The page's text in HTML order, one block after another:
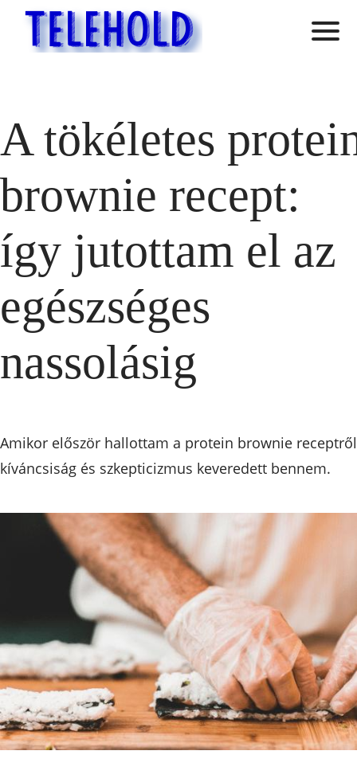
A tökéletes
brownie recept:
így jutottam el az
egészséges
nassolásig
Amikor először hallottam a protein brownie
kíváncsiság és szkepticizmus keveredett bennem.